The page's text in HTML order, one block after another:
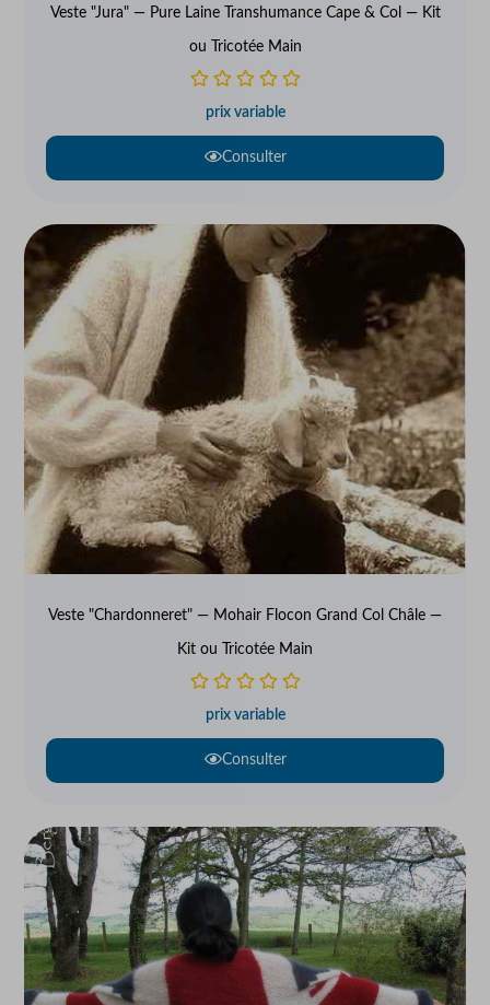
Veste "Jura" — Pure Laine Transhumance Cape & Col — Kit
ou Tricotée Main
prix variable
Consulter
Veste "Chardonneret" — Mohair Flocon Grand Col Châle —
Kit ou Tricotée Main
prix variable
Consulter